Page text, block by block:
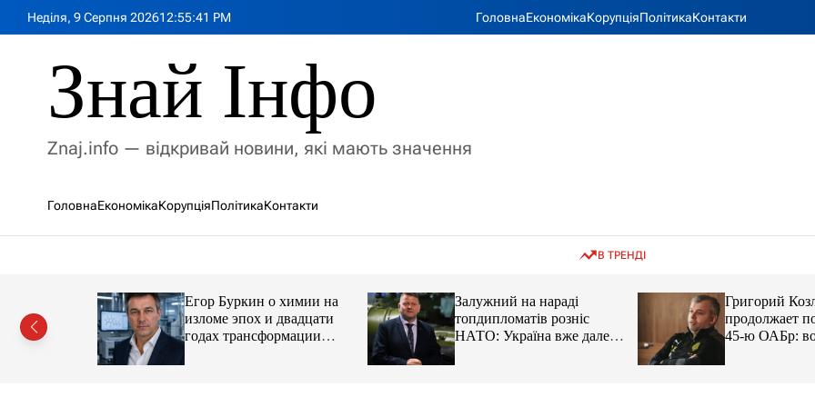
Неділя, 9 Серпня 202612:55:43 PM ГоловнаЕкономікаКорупціяПолітикаКонтакти
Знай Інфо
Znaj.info — відкривай новини, які мають значення
ГоловнаЕкономікаКорупціяПолітикаКонтакти
В ТРЕНДІ
із
Егор Буркин о химии на
изломе эпох и двадцати
годах трансформации
Залужний на нараді
топдипломатів розніс
НАТО: Україна вже далеко
попереду
Григорий
продолжает
45-ю ОАБр:
передали